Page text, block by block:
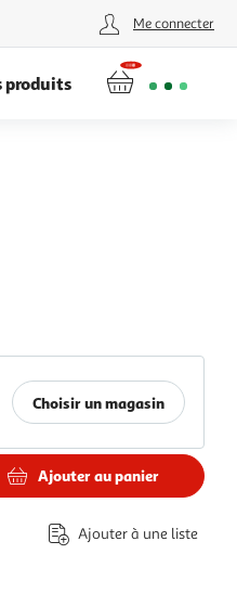
Me connecter
produits
Choisir un magasin
Ajouter au panier
Ajouter à une liste